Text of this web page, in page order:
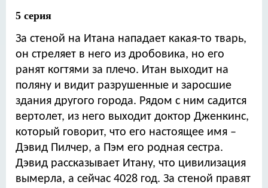
5 серия
За стеной на Итана нападает какая-то тварь,
он стреляет в него из дробовика, но его
ранят когтями за плечо. Итан выходит на
поляну и видит разрушенные и заросшие
здания другого города. Рядом с ним садится
вертолет, из него выходит доктор Дженкинс,
который говорит, что его настоящее имя –
Дэвид Пилчер, а Пэм его родная сестра.
Дэвид рассказывает Итану, что цивилизация
вымерла, а сейчас 4028 год. За стеной правят